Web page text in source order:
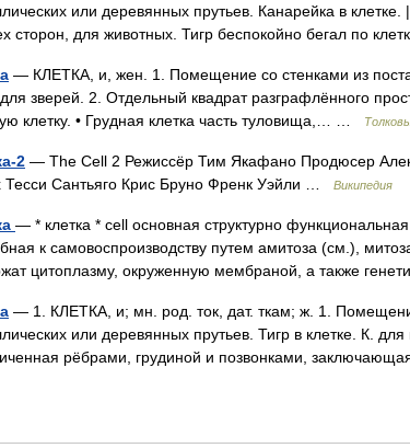
или деревянных прутьев. Канарейка в
сторон, для животных. Тигр беспокойно бегал по
— КЛЕТКА, и, жен. 1. Помещение со стенками из
зверей. 2. Отдельный квадрат разграфлённого
клетку. • Грудная клетка часть туловища,… …
2 — The Cell 2 Режиссёр Тим Якафано Продюсер
Тесси Сантьяго Крис Бруно Френк Уэйли …
Википедия
— * клетка * cell основная структурно
к самовоспроизводству путем амитоза (см.),
цитоплазму, окруженную мембраной, а также
— 1. КЛЕТКА, и; мн. род. ток, дат. ткам; ж. 1.
или деревянных прутьев. Тигр в клетке. К. для
рёбрами, грудиной и позвонками,